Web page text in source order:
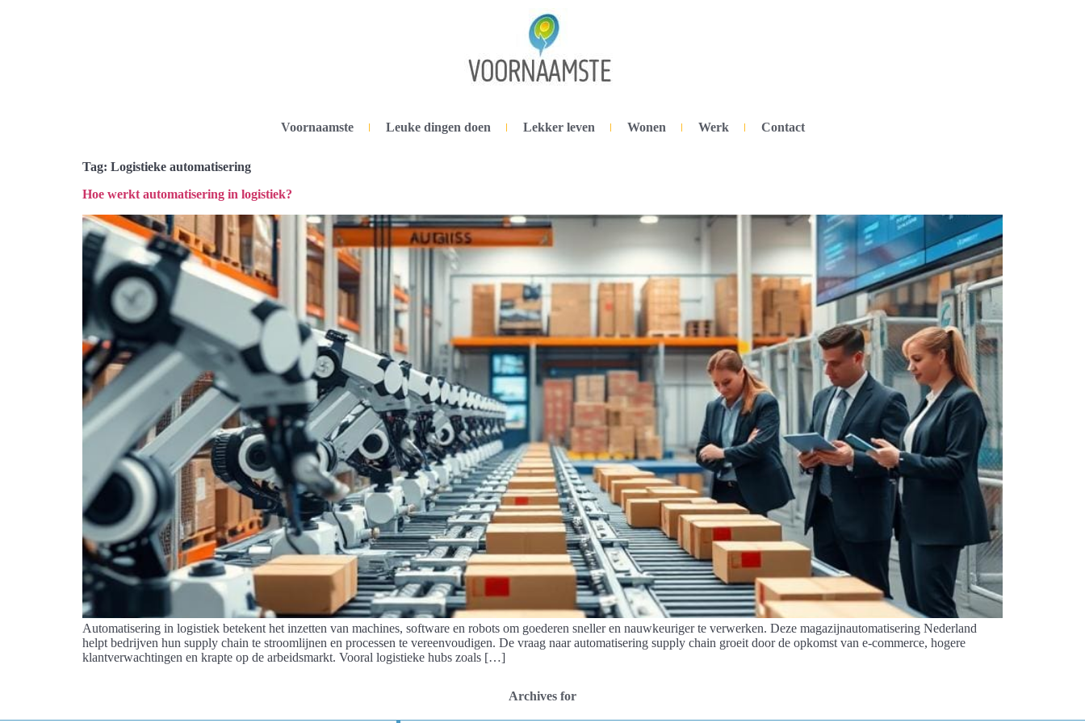
Voornaamste Leuke dingen doen Lekker leven Wonen Werk Contact
Tag: Logistieke automatisering
Hoe werkt automatisering in logistiek?
Automatisering in logistiek betekent het inzetten van machines, software en robots om goederen sneller en nauwkeuriger te verwerken. Deze magazijnautomatisering Nederland
helpt bedrijven hun supply chain te stroomlijnen en processen te vereenvoudigen. De vraag naar automatisering supply chain groeit door de opkomst van e‑commerce, hogere
klantverwachtingen en krapte op de arbeidsmarkt. Vooral logistieke hubs zoals […]
Archives for